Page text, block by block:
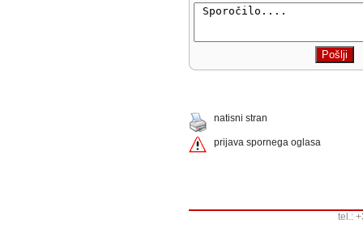
natisni stran
prijava spornega oglasa
tel.: